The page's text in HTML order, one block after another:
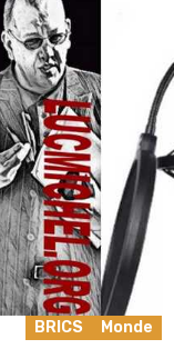
BRICS Monde